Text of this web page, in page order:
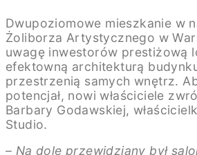
Dwupoziomowe mieszkanie w
Żoliborza Artystycznego w
uwagę inwestorów prestiżową
efektowną architekturą
przestrzenią samych wnętrz.
potencjał, nowi właściciele
Barbary Godawskiej,
Studio.
– Na dole przewidziany był